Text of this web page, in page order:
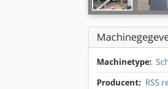
Machinetype:
Producent: RSS